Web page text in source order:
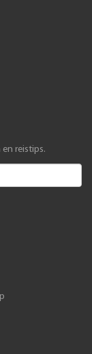
reistips.